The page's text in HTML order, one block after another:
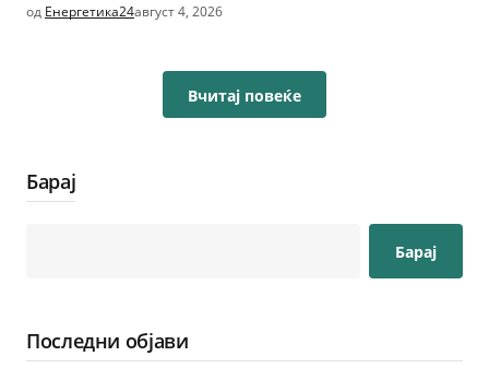
од Енергетика24август 4, 2026
Вчитај повеќе
Барај
Барај
Последни објави